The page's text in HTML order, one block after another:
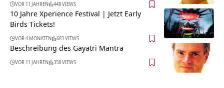
VOR 11 JAHREN 448 VIEWS
10 Jahre Xperience Festival | Jetzt Early
Birds Tickets!
VOR 4 MONATEN 683 VIEWS
Beschreibung des Gayatri Mantra
VOR 11 JAHREN 358 VIEWS